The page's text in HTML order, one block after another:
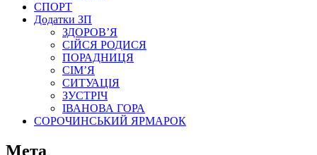
СПОРТ
Додатки ЗП
ЗДОРОВ’Я
СІЙСЯ РОДИСЯ
ПОРАДНИЦЯ
СІМ’Я
СИТУАЦІЯ
ЗУСТРІЧ
ІВАНОВА ГОРА
СОРОЧИНСЬКИЙ ЯРМАРОК
Мета